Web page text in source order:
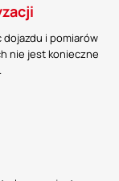
i pomiarów
nie jest konieczne